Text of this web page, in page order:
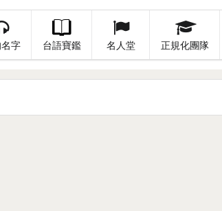
字 台語寶鑑 名人堂 正規化團隊